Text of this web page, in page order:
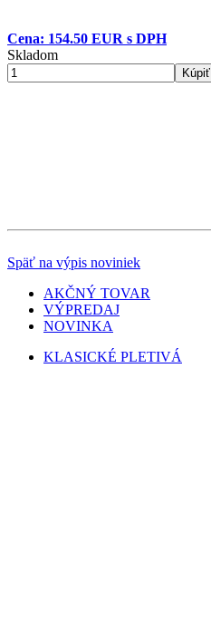
Cena: 154.50 EUR s DPH
Skladom
Kúpiť
Späť na výpis noviniek
AKČNÝ TOVAR
VÝPREDAJ
NOVINKA
KLASICKÉ PLETIVÁ